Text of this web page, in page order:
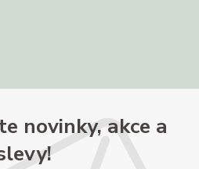
novinky, akce a